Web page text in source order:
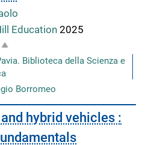
Education2025
Biblioteca della Scienza e
Borromeo
hybrid vehicles :